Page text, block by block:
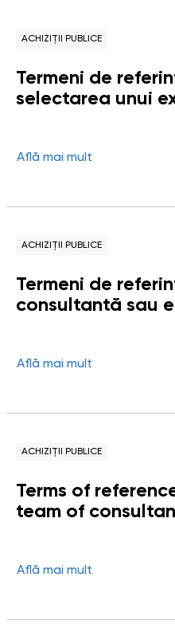
ACHIZIȚII PUBLICE
Termeni de
selectarea unui
pentru
dreptului copiilor
Moldova”
Află mai mult
ACHIZIȚII PUBLICE
Termeni de
consultantă sau
Grupului de
omului
Află mai mult
ACHIZIȚII PUBLICE
Terms of
team of
Digitalization on
Află mai mult